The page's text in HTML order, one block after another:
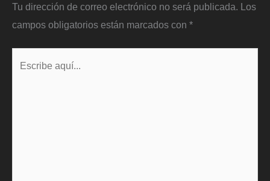
Tu dirección de correo electrónico no será publicada. Los
campos obligatorios están marcados con *